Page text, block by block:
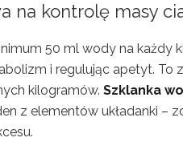
na kontrolę masy
50 ml wody na każdy
i regulując apetyt. To
kilogramów. Szklanka
z elementów układanki –